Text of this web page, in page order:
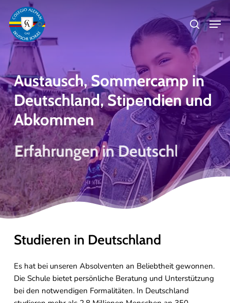
main
content
search
Austausch,Sommercamp in
Deutschland,Stipendienund
Abkommen
Erfahrungen in Deutschland
Studieren in Deutschland
Es hat bei unseren Absolventen an Beliebtheit gewonnen.
Die Schule bietet persönliche Beratung und Unterstützung
bei den notwendigen Formalitäten. In Deutschland
Close
Menu